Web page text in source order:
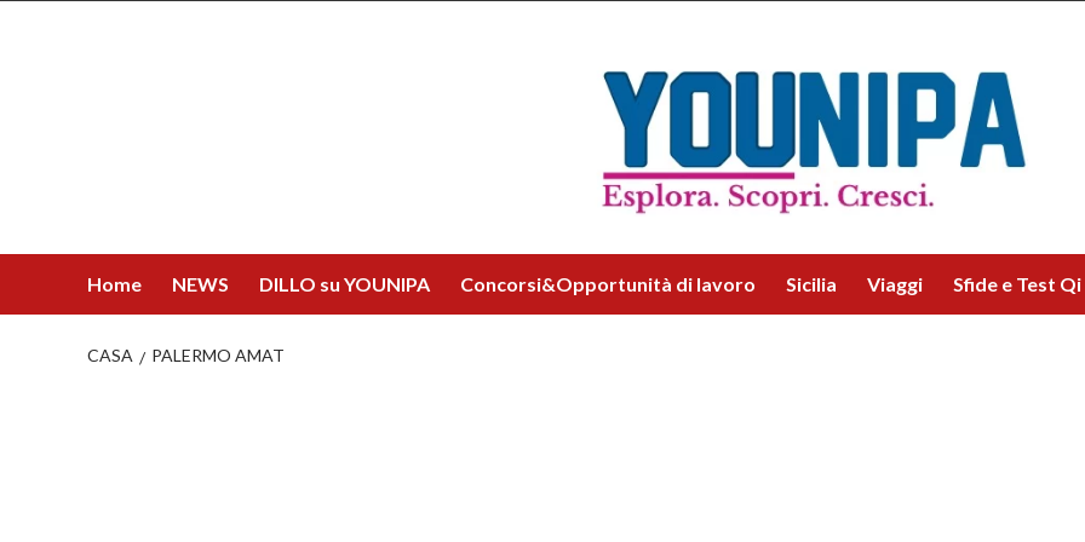
Home NEWS DILLO su YOUNIPA Concorsi&Opportunità di lavoro Sicilia Viaggi Sfide e Test Qi
CASA PALERMO AMAT